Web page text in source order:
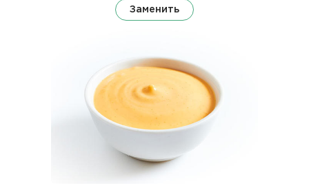
Заменить